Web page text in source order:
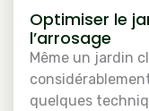
Optimiser le
l’arrosage
Même un jardin
quelques